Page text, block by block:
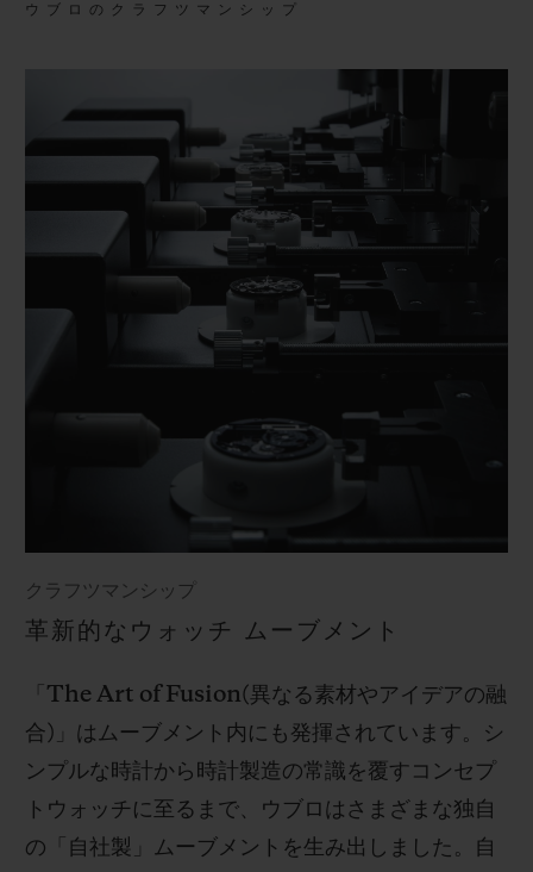
ウブロのクラフツマンシップ
クラフツマンシップ
革新的なウォッチ ムーブメント
The Art of Fusion(異なる素材やアイデアの融
合) 」はムーブメント内にも発揮されています。シ
ンプルな時計から時計製造の常識を覆すコンセプ
トウォッチに至るまで、ウブロはさまざまな独自
の「自社製」ムーブメントを生み出しました。自